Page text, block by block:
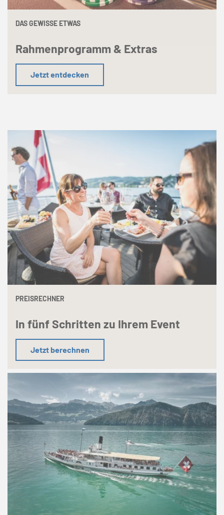
DAS GEWISSE ETWAS
Rahmenprogramm & Extras
Jetzt entdecken
PREISRECHNER
In fünf Schritten zu Ihrem Event
Jetzt berechnen